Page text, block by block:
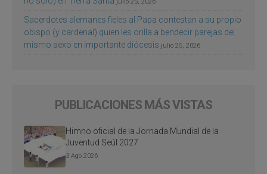
julio 25, 2026
Sacerdotes alemanes fieles al Papa contestan a su propio
obispo (y cardenal) quien les orilla a bendecir parejas del
mismo sexo en importante diócesis julio 25, 2026
PUBLICACIONES MÁS VISTAS
Himno oficial de la Jornada Mundial de la
Juventud Seúl 2027
3 Ago 2026